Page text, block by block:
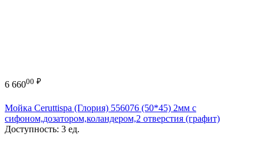
6 66000 ₽
Мойка Ceruttispa (Глория) 556076 (50*45) 2мм с
сифоном,дозатором,коландером,2 отверстия (графит)
Доступность: 3 ед.